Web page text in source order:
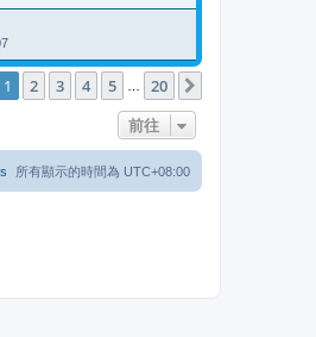
1頁 (共 20 頁)
1 2 3 4 5 20
前往
所有顯示的時間為 UTC+08:00